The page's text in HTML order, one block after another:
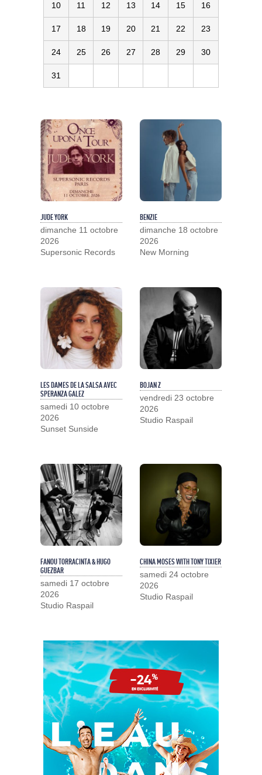
10 11 12 13 14 15 16
17 18 19 20 21 22 23
24 25 26 27 28 29 30
31
JUDE YORK
dimanche 11 octobre
2026
Supersonic Records
BENZIE
dimanche 18 octobre
2026
New Morning
LES DAMES DE LA SALSA AVEC
SPERANZA GALEZ
samedi 10 octobre
2026
Sunset Sunside
BOJAN Z
vendredi 23 octobre
2026
Studio Raspail
FANOU TORRACINTA & HUGO
GUEZBAR
samedi 17 octobre
2026
Studio Raspail
CHINA MOSES WITH TONY TIXIER
samedi 24 octobre
2026
Studio Raspail